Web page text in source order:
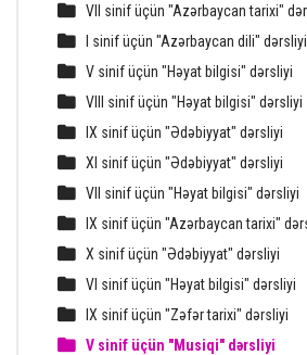
VII sinif üçün "Azərbaycan tarixi"
I sinif üçün "Azərbaycan dili" dərsliyi
V sinif üçün "Həyat bilgisi" dərsliyi
VIII sinif üçün "Həyat bilgisi" dərsliyi
IX sinif üçün "Ədəbiyyat" dərsliyi
XI sinif üçün "Ədəbiyyat" dərsliyi
VII sinif üçün "Həyat bilgisi" dərsliyi
IX sinif üçün "Azərbaycan tarixi"
X sinif üçün "Ədəbiyyat" dərsliyi
VI sinif üçün "Həyat bilgisi" dərsliyi
IX sinif üçün "Zəfər tarixi" dərsliyi
V sinif üçün "Musiqi" dərsliyi